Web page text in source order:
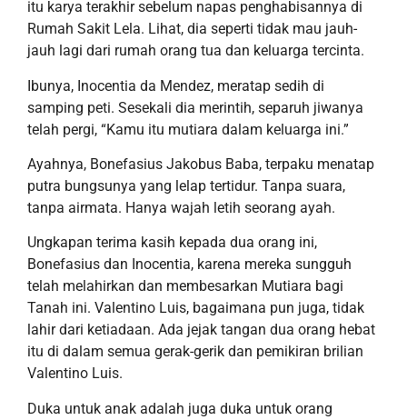
itu karya terakhir sebelum napas penghabisannya di
Rumah Sakit Lela. Lihat, dia seperti tidak mau jauh-
jauh lagi dari rumah orang tua dan keluarga tercinta.
Ibunya, Inocentia da Mendez, meratap sedih di
samping peti. Sesekali dia merintih, separuh jiwanya
telah pergi, “Kamu itu mutiara dalam keluarga ini.”
Ayahnya, Bonefasius Jakobus Baba, terpaku menatap
putra bungsunya yang lelap tertidur. Tanpa suara,
tanpa airmata. Hanya wajah letih seorang ayah.
Ungkapan terima kasih kepada dua orang ini,
Bonefasius dan Inocentia, karena mereka sungguh
telah melahirkan dan membesarkan Mutiara bagi
Tanah ini. Valentino Luis, bagaimana pun juga, tidak
lahir dari ketiadaan. Ada jejak tangan dua orang hebat
itu di dalam semua gerak-gerik dan pemikiran brilian
Valentino Luis.
Duka untuk anak adalah juga duka untuk orang